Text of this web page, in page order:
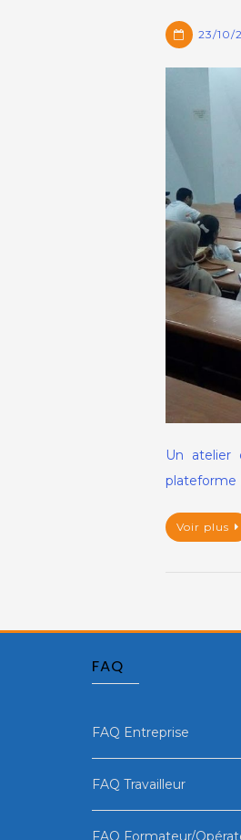
23/10/
Un atelier
plateforme
Voir plus
FAQ
FAQ Entreprise
FAQ Travailleur
FAQ Formateur/